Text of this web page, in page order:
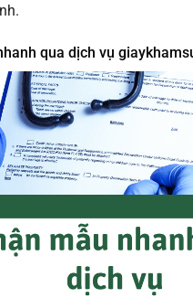
qua dịch vụ